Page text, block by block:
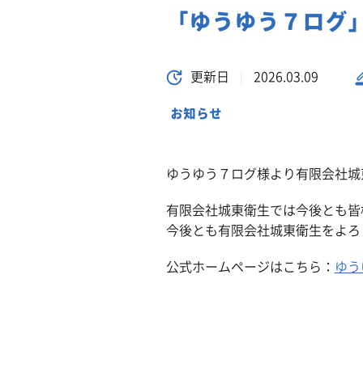
「ゆうゆう７ログ
更新日 2026.03.09
お知らせ
ゆうゆう７ログ様より有限会社
有限会社城東衛生では今後とも
今後とも有限会社城東衛生をよ
公式ホームページはこちら： ゆ